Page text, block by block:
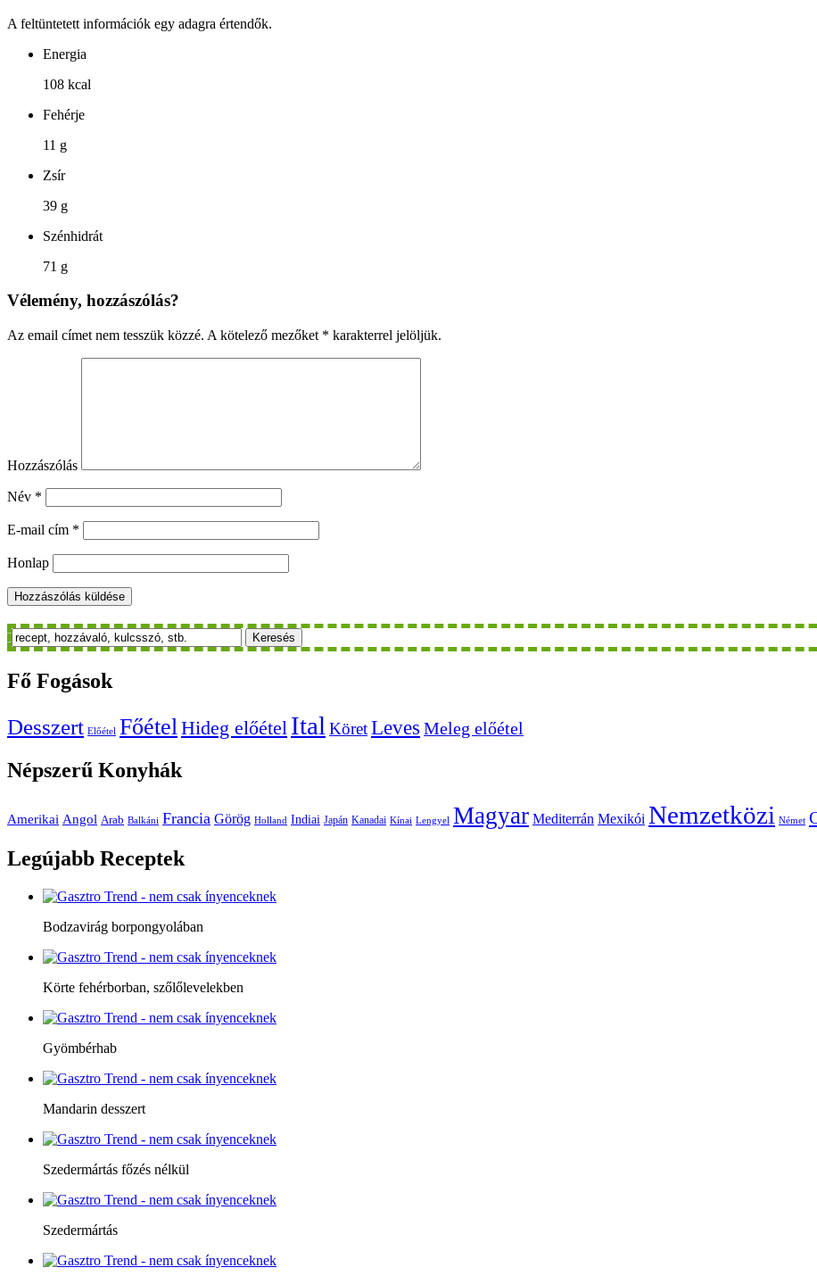
A feltüntetett információk egy adagra értendők.
Energia
108 kcal
Fehérje
11 g
Zsír
39 g
Szénhidrát
71 g
Vélemény, hozzászólás?
Az email címet nem tesszük közzé. A kötelező mezőket * karakterrel jelöljük.
Hozzászólás
Név *
E-mail cím *
Honlap
Keresés
Fő Fogások
Desszert Előétel Főétel Hideg előétel Ital KöretLeves Meleg előétel
Népszerű Konyhák
Amerikai Angol Arab Balkáni Francia Görög Holland Indiai Japán Kanadai Kínai Lengyel Magyar Mediterrán Mexikói Nemzetközi Német
Legújabb Receptek
Bodzavirág borpongyolában
Körte fehérborban, szőlőlevelekben
Gyömbérhab
Mandarin desszert
Szedermártás főzés nélkül
Szedermártás